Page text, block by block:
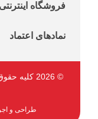
فروشگاه
نمادهای اعتماد
طراحی و
© 2026